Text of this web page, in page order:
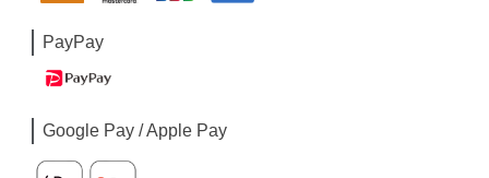
PayPay
Google Pay / Apple Pay